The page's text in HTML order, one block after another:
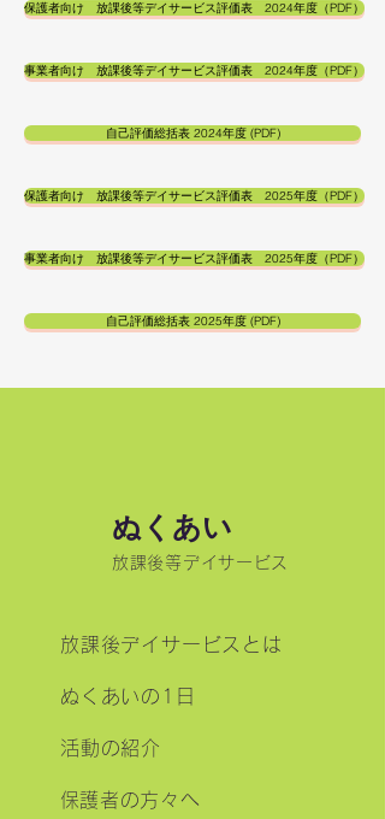
保護者向け 放課後等デイサービス評価表 2024年度（PDF）
事業者向け 放課後等デイサービス評価表 2024年度（PDF）
自己評価総括表 2024年度 (PDF)
保護者向け 放課後等デイサービス評価表 2025年度（PDF）
事業者向け 放課後等デイサービス評価表 2025年度（PDF）
自己評価総括表 2025年度 (PDF)
ぬくあい
放課後等デイサービス
放課後デイサービスとは
ぬくあいの1日
活動の紹介
​保護者の方々へ